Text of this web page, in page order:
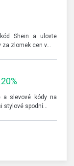
Shein a ulovte
za zlomek cen v…
a slevové kódy na
stylové spodní…